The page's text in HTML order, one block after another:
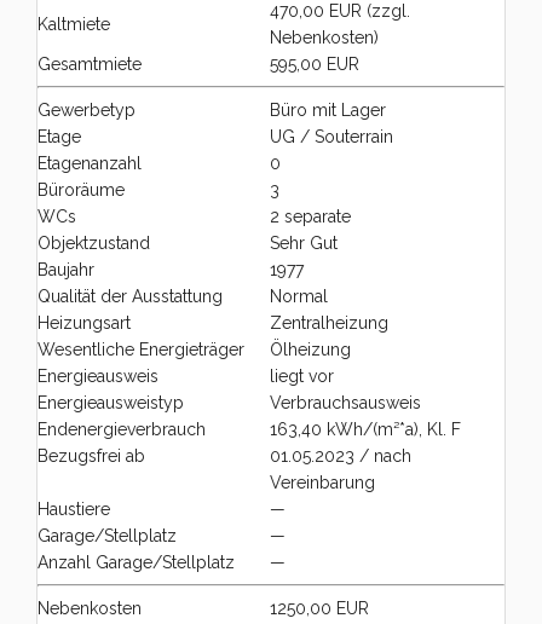
Kaltmiete
470,00 EUR (zzgl.
Nebenkosten)
Gesamtmiete
595,00 EUR
Gewerbetyp
Büro mit Lager
Etage
UG / Souterrain
Etagenanzahl
0
Büroräume
3
WCs
2 separate
Objektzustand
Sehr Gut
Baujahr
1977
Qualität der Ausstattung
Normal
Heizungsart
Zentralheizung
Wesentliche Energieträger
Ölheizung
Energieausweis
liegt vor
Energieausweistyp
Verbrauchsausweis
Endenergieverbrauch
163,40 kWh/(m²*a), Kl. F
Bezugsfrei ab
01.05.2023 / nach
Vereinbarung
Haustiere
—
Garage/Stellplatz
—
Anzahl Garage/Stellplatz
—
Nebenkosten
1250,00 EUR